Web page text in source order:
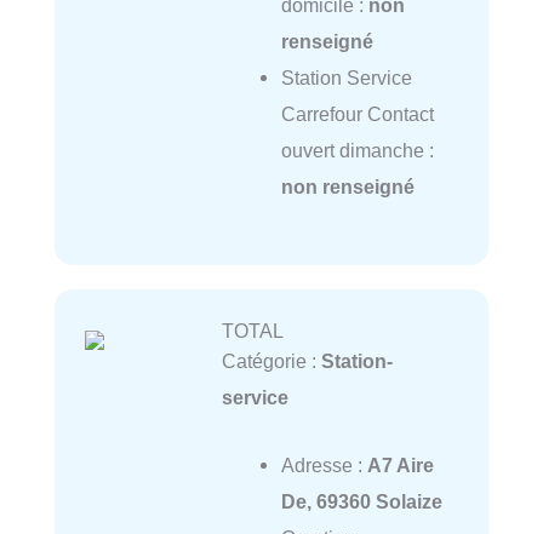
domicile : non
renseigné
Station Service
Carrefour Contact
ouvert dimanche :
non renseigné
TOTAL
Catégorie : Station-
service
Adresse : A7 Aire
De, 69360 Solaize